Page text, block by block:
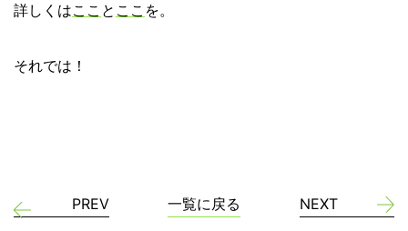
詳しくはここ と ここ を。
それでは！
PREV 一覧に戻る NEXT